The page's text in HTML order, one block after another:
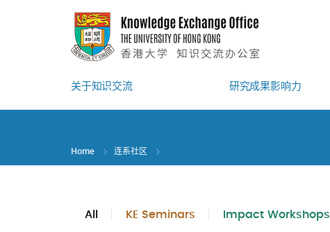
关于知识交流 研究成果影响力
Home 连系社区
All KE Seminars Impact Workshops